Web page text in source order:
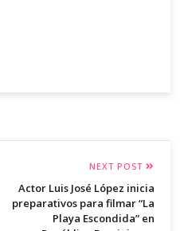
NEXT POST
Actor Luis José López inicia
preparativos para filmar “La
Playa Escondida” en